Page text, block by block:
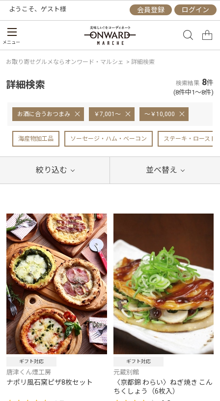
ようこそ、 ゲスト様 会員登録 ログイン
メニュー
お取り寄せグルメならオンワード・マルシェ > 詳細検索
詳細検索 検索結果 8件
(8件中1～8件)
お酒に合うおつまみ ￥7,001～ ～￥10,000
海産物加工品 ソーセージ・ハム・ベーコン ステーキ・ロースト
絞り込む 並べ替え
ギフト対応
唐津くん煙工房
ナポリ風石窯ピザ8枚セット
ギフト対応
元蔵別館
〈京都錦 わらい〉ねぎ焼き こん
ちくしょう（6枚入）